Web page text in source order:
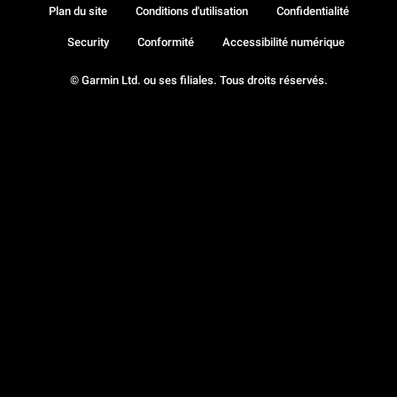
© Garmin Ltd. ou ses filiales. Tous droits réservés.
Plan du site Conditions d'utilisation Confidentialité
Security Conformité Accessibilité numérique